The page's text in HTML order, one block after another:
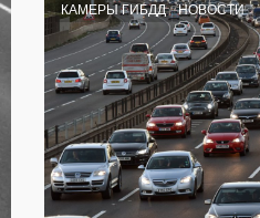
КАМЕРЫ ГИБДД НОВОСТИ